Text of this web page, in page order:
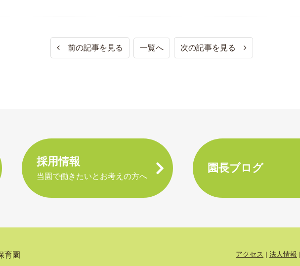
前の記事を見る 一覧へ 次の記事を見る
採用情報
当園で働きたいとお考えの方へ
園長ブログ
育園 アクセス 法人情報